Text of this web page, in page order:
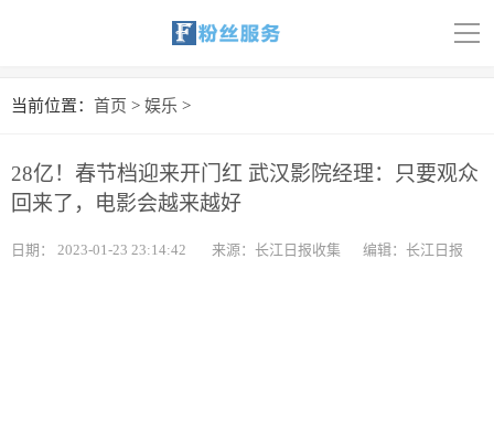
导
首页
娱乐
汽车
当前位置： 首页 > 娱乐 >
28亿！春节档迎来开门红 武汉影院经理：只要观众
回来了，电影会越来越好
日期： 2023-01-23 23:14:42 来源：长江日报收集 编辑：长江日报